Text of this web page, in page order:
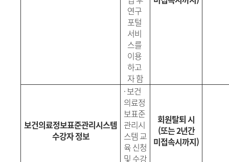
연구
포털
서비
스를
이용
하고
자 함
보건의료정보표준관리시스템
수강자 정보
·보건
의료정
보표준
관리시
스템 교
육 신청
및 수강
회원탈퇴 시
(또는 2년간
미접속시까지)